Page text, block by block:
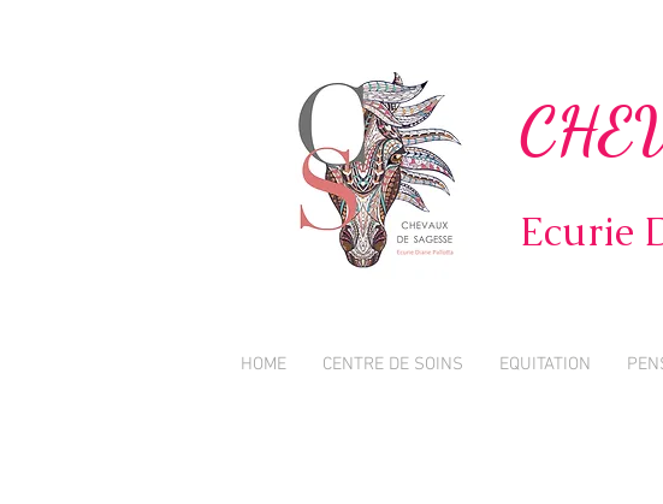
Ecurie
HOME CENTRE DE SOINS EQUITATION